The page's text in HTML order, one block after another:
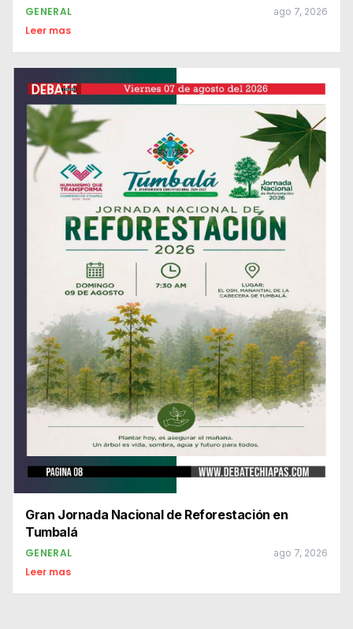
GENERAL ago 7, 2026
Leer mas
Gran Jornada Nacional de Reforestación en
Tumbalá
GENERAL ago 7, 2026
Leer mas